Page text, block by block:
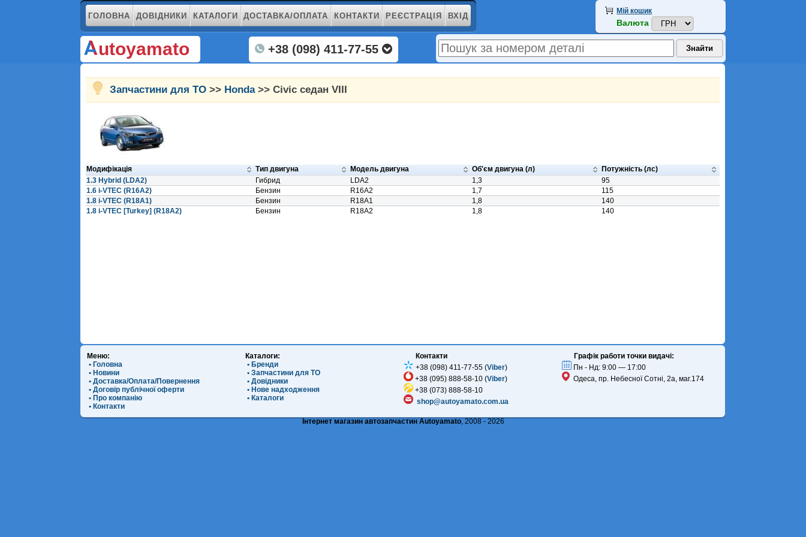
ГОЛОВНА ДОВІДНИКИ КАТАЛОГИ ДОСТАВКА/ОПЛАТА КОНТАКТИ РЕЄСТРАЦІЯ ВХІД
utoyamato +38 (098) 411-77-55
Мій кошик
Валюта
Запчастини для ТО >> Honda>> Civic седан VIII
Модифікація Тип двигуна Модель двигуна Об'єм двигуна (л)
Потужність (лс)
1.3 Hybrid (LDA2)
Гибрид LDA2 1,3
95
1.6 i-VTEC (R16A2)
Бензин R16A2 1,7
115
1.8 i-VTEC (R18A1)
Бензин R18A1 1,8
140
1.8 i-VTEC [Turkey] (R18A2)
Бензин R18A2 1,8 140
Меню:
• Головна
• Новини
• Доставка/Оплата/Повернення
• Договір публічної оферти
• Про компанію
• Контакти
Каталоги:
• Бренди
• Запчастини для ТО
• Довідники
• Нове надходження
• Каталоги
Контакти
+38 (098) 411-77-55 (Viber)
+38 (095) 888-58-10 (Viber)
+38 (073) 888-58-10
shop@autoyamato.com.ua
Графік работи точки видачі:
Пн - Нд: 9:00 — 17:00
Одеса, пр. Небесної Сотні, 2а, маг.174
Інтернет магазин автозапчастин Autoyamato, 2008 - 2026